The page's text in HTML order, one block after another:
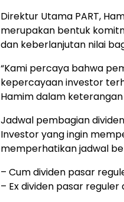
Direktur Utama PART,
merupakan bentuk
dan keberlanjutan nilai
“Kami percaya bahwa
kepercayaan investor
Hamim dalam keterangan
Jadwal pembagian
Investor yang ingin
memperhatikan jadwal
– Cum dividen pasar
– Ex dividen pasar reguler